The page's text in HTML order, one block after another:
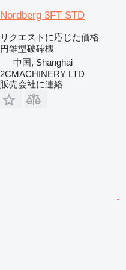
Nordberg 3FT STD
リクエストに応じた価格
円錐型破砕機
中国, Shanghai
2CMACHINERY LTD
販売会社に連絡